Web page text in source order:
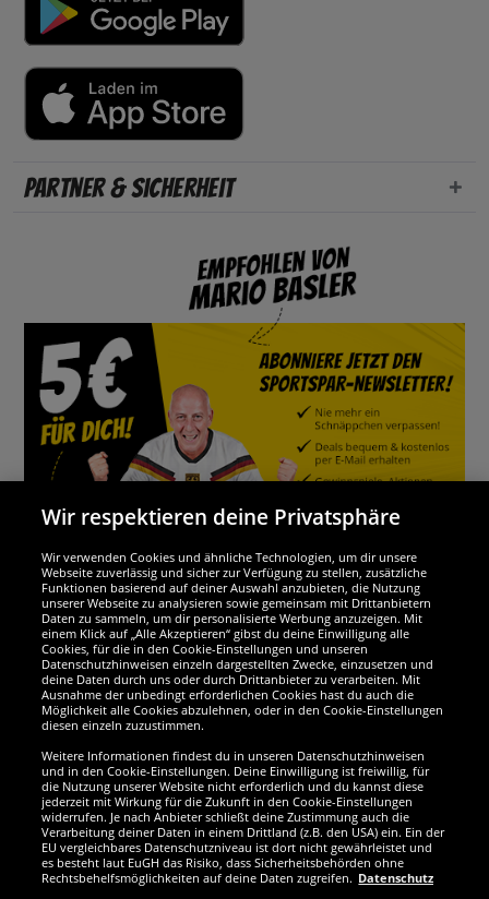
Partner & Sicherheit
Wir sind ausgezeichnet
Werde SportSpar-Fan!
Wir respektieren deine Privatsphäre
Wir verwenden Cookies und ähnliche Technologien, um dir unsere
Webseite zuverlässig und sicher zur Verfügung zu stellen, zusätzliche
Funktionen basierend auf deiner Auswahl anzubieten, die Nutzung
unserer Webseite zu analysieren sowie gemeinsam mit Drittanbietern
Daten zu sammeln, um dir personalisierte Werbung anzuzeigen. Mit
einem Klick auf „Alle Akzeptieren“ gibst du deine Einwilligung alle
Cookies, für die in den Cookie-Einstellungen und unseren
Datenschutzhinweisen einzeln dargestellten Zwecke, einzusetzen und
deine Daten durch uns oder durch Drittanbieter zu verarbeiten. Mit
Ausnahme der unbedingt erforderlichen Cookies hast du auch die
Möglichkeit alle Cookies abzulehnen, oder in den Cookie-Einstellungen
diesen einzeln zuzustimmen.
Weitere Informationen findest du in unseren Datenschutzhinweisen
und in den Cookie-Einstellungen. Deine Einwilligung ist freiwillig, für
die Nutzung unserer Website nicht erforderlich und du kannst diese
jederzeit mit Wirkung für die Zukunft in den Cookie-Einstellungen
widerrufen. Je nach Anbieter schließt deine Zustimmung auch die
Verarbeitung deiner Daten in einem Drittland (z.B. den USA) ein. Ein der
EU vergleichbares Datenschutzniveau ist dort nicht gewährleistet und
es besteht laut EuGH das Risiko, dass Sicherheitsbehörden ohne
Rechtsbehelfsmöglichkeiten auf deine Daten zugreifen. Datenschutz